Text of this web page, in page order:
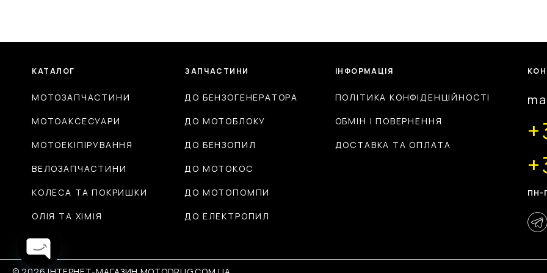
КАТАЛОГ
МОТОЗАПЧАСТИНИ
МОТОАКСЕСУАРИ
МОТОЕКІПІРУВАННЯ
ВЕЛОЗАПЧАСТИНИ
КОЛЕСА ТА ПОКРИШКИ
ОЛІЯ ТА ХІМІЯ
ЗАПЧАСТИНИ
ДО БЕНЗОГЕНЕРАТОРА
ДО МОТОБЛОКУ
ДО БЕНЗОПИЛ
ДО МОТОКОС
ДО МОТОПОМПИ
ДО ЕЛЕКТРОПИЛ
ІНФОРМАЦІЯ
ПОЛІТИКА КОНФІДЕНЦІЙНОСТІ
ОБМІН І ПОВЕРНЕННЯ
ДОСТАВКА ТА ОПЛАТА
ПН-